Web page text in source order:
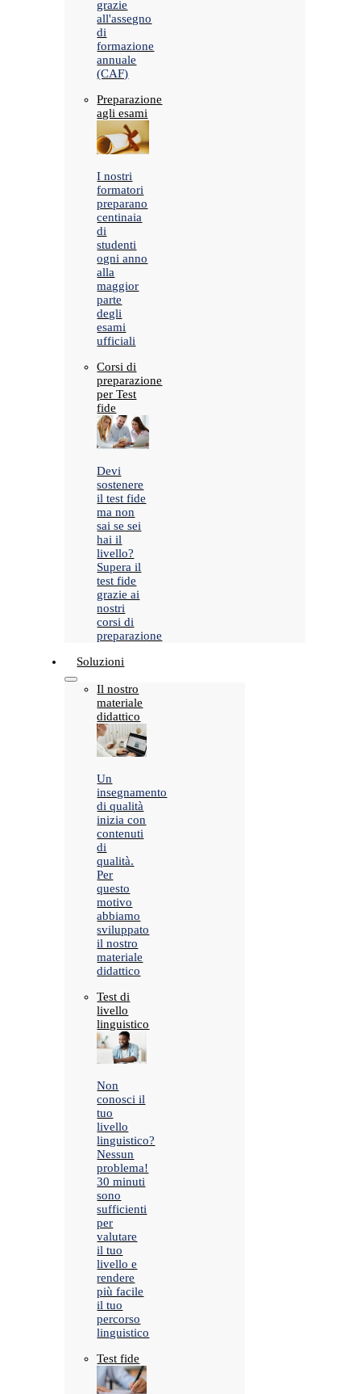
grazie
all'assegno
di
formazione
annuale
(CAF)
Preparazione
agli esami
I nostri
formatori
preparano
centinaia
di
studenti
ogni anno
alla
maggior
parte
degli
esami
ufficiali
Corsi di
preparazione
per Test
fide
Devi
sostenere
il test fide
ma non
sai se sei
hai il
livello?
Supera il
test fide
grazie ai
nostri
corsi di
preparazione
Soluzioni
Il nostro
materiale
didattico
Un
insegnamento
di qualità
inizia con
contenuti
di
qualità.
Per
questo
motivo
abbiamo
sviluppato
il nostro
materiale
didattico
Test di
livello
linguistico
Non
conosci il
tuo
livello
linguistico?
Nessun
problema!
30 minuti
sono
sufficienti
per
valutare
il tuo
livello e
rendere
più facile
il tuo
percorso
linguistico
Test fide